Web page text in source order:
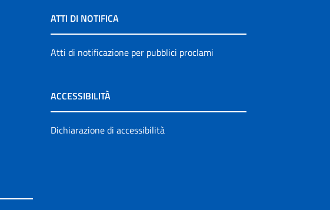
ATTI DI NOTIFICA
Atti di notificazione per pubblici proclami
ACCESSIBILITÀ
Dichiarazione di accessibilità